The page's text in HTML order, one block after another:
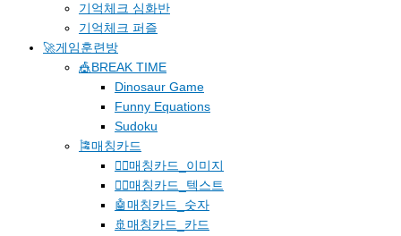
기억체크 심화반
기억체크 퍼즐
🚀게임훈련방
🎪BREAK TIME
Dinosaur Game
Funny Equations
Sudoku
🎏매칭카드
🐱‍🚀매칭카드_이미지
🐱‍👓매칭카드_텍스트
🤖매칭카드_숫자
🚢매칭카드_카드